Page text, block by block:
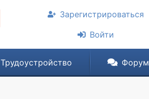
Зарегистрироваться
Войти
Трудоустройство Форум